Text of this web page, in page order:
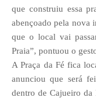
que construiu essa
abençoado pela nova
que o local vai
Praia”, pontuou o
A Praça da Fé fica
anunciou que será
dentro de Cajueiro da